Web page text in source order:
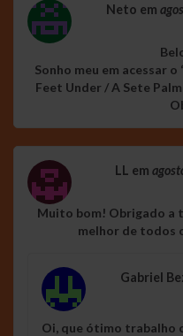
Neto em
Sonho meu em acessar
Feet Under / A Sete
LL em
Muito bom! Obrigado a
melhor de todos
Gabriel
Oi, que ótimo trabalho